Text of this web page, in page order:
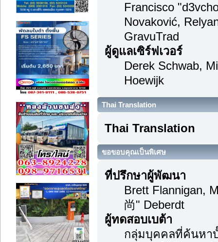
Francisco
Novaković,
GravuTrad
ผู้ดูแลเซิร์ฟเวอร์
Derek Schwab,
Hoewijk
Thai Translation
Thai Translation
ขอขอบคุณเป็นพิเศษ
ที่ปรึกษาผู้พัฒนา
Brett Flannigan,
尚" Deberdt
ผู้ทดสอบเบต้า
กลุ่มบุคคลที่ค้นหา